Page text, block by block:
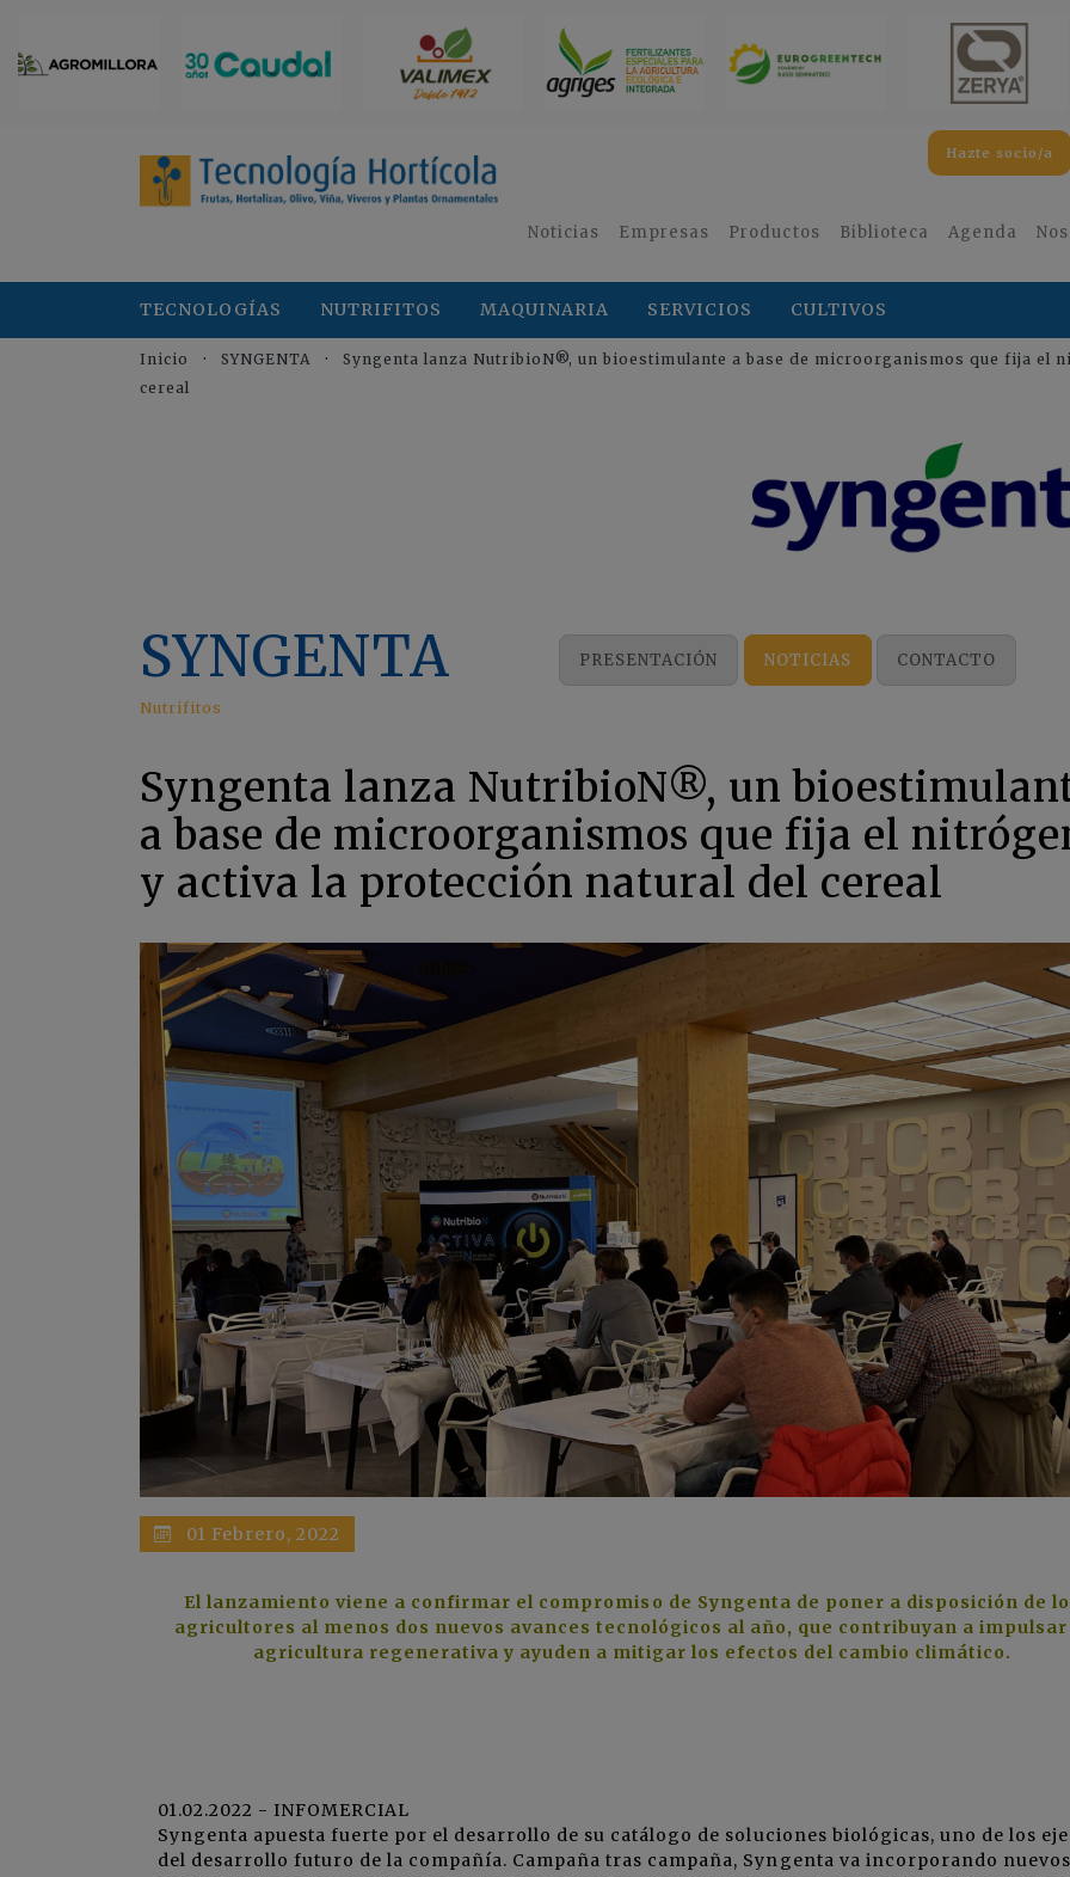
Hazte socio/a
Noticias Empresas Productos Biblioteca Agenda
TECNOLOGÍAS NUTRIFITOS MAQUINARIA SERVICIOS CULTIVOS
Inicio SYNGENTA
Syngenta lanza NutribioN®, un bioestimulante a base de microorganismos que fija el
cereal
SYNGENTA
Nutrifitos
PRESENTACIÓN NOTICIAS CONTACTO
Syngenta lanza NutribioN®, un
a base de microorganismos que fija el
y activa la protección natural del cereal
01 Febrero, 2022
El lanzamiento viene a confirmar el compromiso de Syngenta de poner a disposición de
agricultores al menos dos nuevos avances tecnológicos al año, que contribuyan a
agricultura regenerativa y ayuden a mitigar los efectos del cambio climático.
01.02.2022 - INFOMERCIAL
Syngenta apuesta fuerte por el desarrollo de su catálogo de soluciones biológicas, uno de los
del desarrollo futuro de la compañía. Campaña tras campaña, Syngenta va incorporando nuevos